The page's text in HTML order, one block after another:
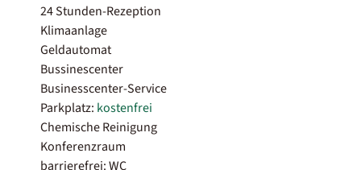
24 Stunden-Rezeption
Klimaanlage
Geldautomat
Bussinescenter
Businesscenter-Service
Parkplatz: kostenfrei
Chemische Reinigung
Konferenzraum
barrierefrei: WC